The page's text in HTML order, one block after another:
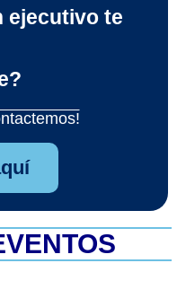
ejecutivo te